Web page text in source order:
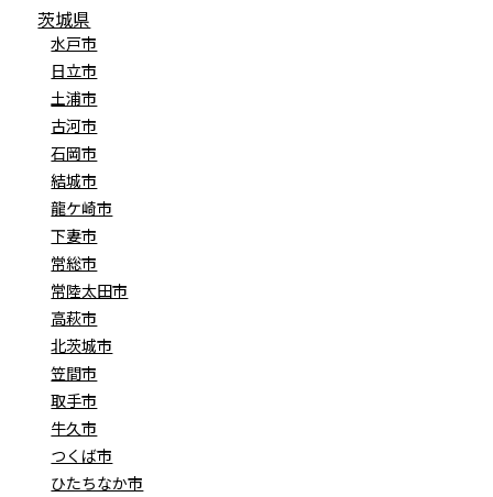
茨城県
水戸市
日立市
土浦市
古河市
石岡市
結城市
龍ケ崎市
下妻市
常総市
常陸太田市
高萩市
北茨城市
笠間市
取手市
牛久市
つくば市
ひたちなか市